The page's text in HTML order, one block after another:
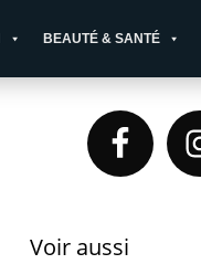
BEAUTÉ & SANTÉ
Primary
Sidebar
Voir aussi